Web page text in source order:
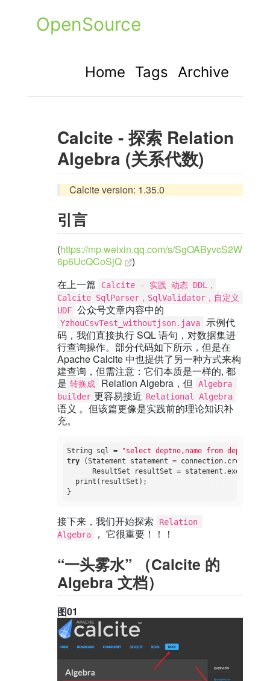
OpenSource
Home Tags Archive
Calcite - 探索 Relation
Algebra (关系代数)
Calcite version: 1.35.0
引言
(https://mp.weixin.qq.com/s/SgOAByvcS2W
6p6UcQCoSjQ
)
在上一篇
Calcite - 实践 动态 DDL，
Calcite SqlParser，SqlValidator，自定义
UDF 公众号文章内容中的
YzhouCsvTest_withoutjson.java
示例代
码，我们直接执行 SQL 语句，对数据集进
行查询操作。部分代码如下所示，但是在
Apache Calcite 中也提供了另一种方式来构
建查询，但需注意：它们本质是一样的, 都
是 转换成 Relation Algebra，但
Algebra
builder 更容易接近 Relational Algebra
语义 。但该篇更像是实践前的理论知识补
充。
String sql = "select deptno,name from depts"
try (Statement statement =
ResultSet resultSet =
  print(resultSet);
接下来，我们开始探索
Relation
Algebra
， 它很重要！！！
“一头雾水” （Calcite 的
Algebra 文档）
图01